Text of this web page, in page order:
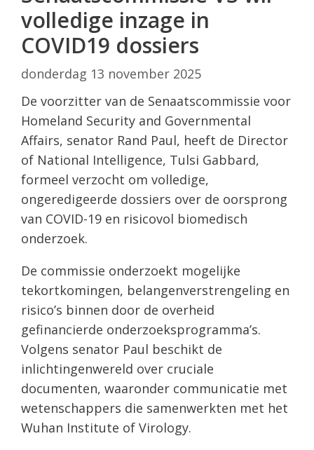
volledige inzage in
COVID19 dossiers
donderdag 13 november 2025
De voorzitter van de Senaatscommissie voor
Homeland Security and Governmental
Affairs, senator Rand Paul, heeft de Director
of National Intelligence, Tulsi Gabbard,
formeel verzocht om volledige,
ongeredigeerde dossiers over de oorsprong
van COVID-19 en risicovol biomedisch
onderzoek.
De commissie onderzoekt mogelijke
tekortkomingen, belangenverstrengeling en
risico’s binnen door de overheid
gefinancierde onderzoeksprogramma’s.
Volgens senator Paul beschikt de
inlichtingenwereld over cruciale
documenten, waaronder communicatie met
wetenschappers die samenwerkten met het
Wuhan Institute of Virology.